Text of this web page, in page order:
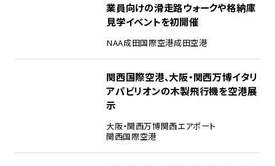
業員向けの滑走路ウォークや格納庫
見学イベントを初開催
NAA成田国際空港成田空港
関西国際空港、大阪・関西万博イタリ
アパビリオンの木製飛行機を空港展
示
大阪・関西万博関西エアポート
関西国際空港